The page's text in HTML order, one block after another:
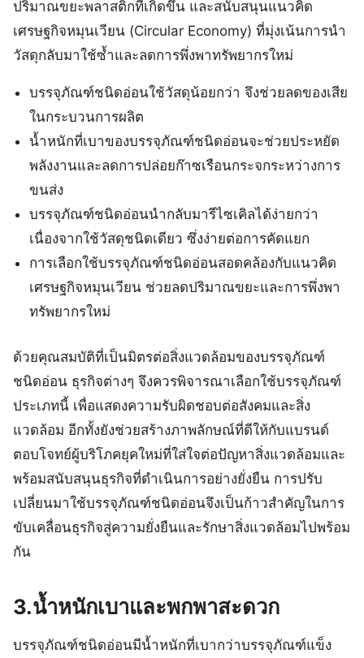
ปริมาณขยะพลาสติกที่เกิดขึ้น และสนับสนุนแนวคิด
เศรษฐกิจหมุนเวียน (Circular Economy) ที่มุ่งเน้นการนำ
วัสดุกลับมาใช้ซ้ำและลดการพึ่งพาทรัพยากรใหม่
บรรจุภัณฑ์ชนิดอ่อนใช้วัสดุน้อยกว่า จึงช่วยลดของเสีย
ในกระบวนการผลิต
น้ำหนักที่เบาของบรรจุภัณฑ์ชนิดอ่อนจะช่วยประหยัด
พลังงานและลดการปล่อยก๊าซเรือนกระจกระหว่างการ
ขนส่ง
บรรจุภัณฑ์ชนิดอ่อนนำกลับมารีไซเคิลได้ง่ายกว่า
เนื่องจากใช้วัสดุชนิดเดียว ซึ่งง่ายต่อการคัดแยก
การเลือกใช้บรรจุภัณฑ์ชนิดอ่อนสอดคล้องกับแนวคิด
เศรษฐกิจหมุนเวียน ช่วยลดปริมาณขยะและการพึ่งพา
ทรัพยากรใหม่
ด้วยคุณสมบัติที่เป็นมิตรต่อสิ่งแวดล้อมของบรรจุภัณฑ์
ชนิดอ่อน ธุรกิจต่างๆ จึงควรพิจารณาเลือกใช้บรรจุภัณฑ์
ประเภทนี้ เพื่อแสดงความรับผิดชอบต่อสังคมและสิ่ง
แวดล้อม อีกทั้งยังช่วยสร้างภาพลักษณ์ที่ดีให้กับแบรนด์
ตอบโจทย์ผู้บริโภคยุคใหม่ที่ใส่ใจต่อปัญหาสิ่งแวดล้อมและ
พร้อมสนับสนุนธุรกิจที่ดำเนินการอย่างยั่งยืน การปรับ
เปลี่ยนมาใช้บรรจุภัณฑ์ชนิดอ่อนจึงเป็นก้าวสำคัญในการ
ขับเคลื่อนธุรกิจสู่ความยั่งยืนและรักษาสิ่งแวดล้อมไปพร้อม
กัน
3.น้ำหนักเบาและพกพาสะดวก
บรรจุภัณฑ์ชนิดอ่อนมีน้ำหนักที่เบากว่าบรรจุภัณฑ์แข็ง